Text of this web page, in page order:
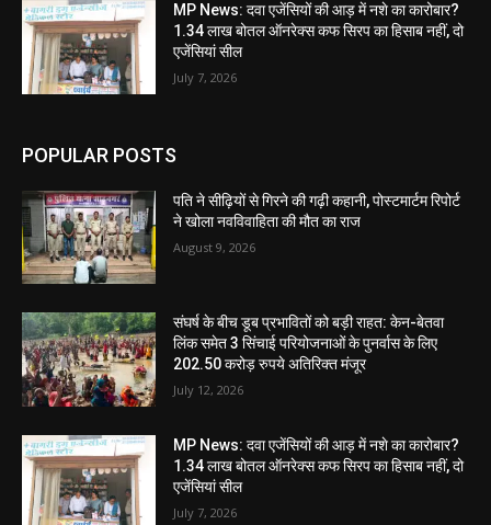
MP News: दवा एजेंसियों की आड़ में नशे का कारोबार?
1.34 लाख बोतल ऑनरेक्स कफ सिरप का हिसाब नहीं, दो
एजेंसियां सील
July 7, 2026
POPULAR POSTS
पति ने सीढ़ियों से गिरने की गढ़ी कहानी, पोस्टमार्टम रिपोर्ट
ने खोला नवविवाहिता की मौत का राज
August 9, 2026
संघर्ष के बीच डूब प्रभावितों को बड़ी राहत: केन-बेतवा
लिंक समेत 3 सिंचाई परियोजनाओं के पुनर्वास के लिए
202.50 करोड़ रुपये अतिरिक्त मंजूर
July 12, 2026
MP News: दवा एजेंसियों की आड़ में नशे का कारोबार?
1.34 लाख बोतल ऑनरेक्स कफ सिरप का हिसाब नहीं, दो
एजेंसियां सील
July 7, 2026